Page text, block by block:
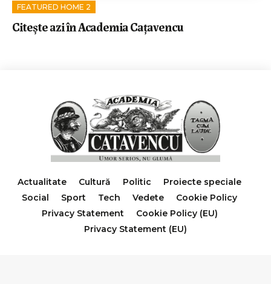
FEATURED HOME 2
Citeşte azi în Academia Caţavencu
Actualitate Cultură Politic
Proiecte speciale
Social
Sport Tech Vedete
Cookie Policy
Privacy Statement
Cookie Policy (EU)
Privacy Statement (EU)